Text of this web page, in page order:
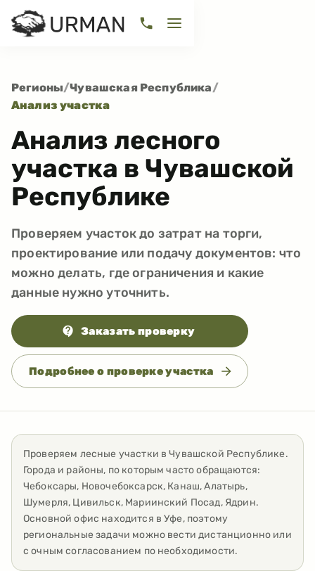
Регионы/Чувашская Республика/
Анализ участка
Анализ лесного
участка в Чувашской
Республике
Проверяем участок до затрат на торги,
проектирование или подачу документов: что
можно делать, где ограничения и какие
данные нужно уточнить.
Заказать проверку
Подробнее о проверке участка
Проверяем лесные участки вЧувашской Республике.
Города и районы, по которым часто обращаются:
Чебоксары, Новочебоксарск, Канаш, Алатырь,
Шумерля, Цивильск, Мариинский Посад, Ядрин.
Основной офис находится в Уфе, поэтому
региональные задачи можно вести дистанционно или
с очным согласованием по необходимости.